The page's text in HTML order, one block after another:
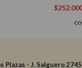
Plazas - J. Salguero